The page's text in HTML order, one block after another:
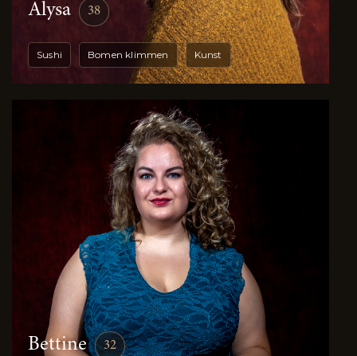
Alysa 38
Sushi Bomen klimmen Kunst
Bettine 32